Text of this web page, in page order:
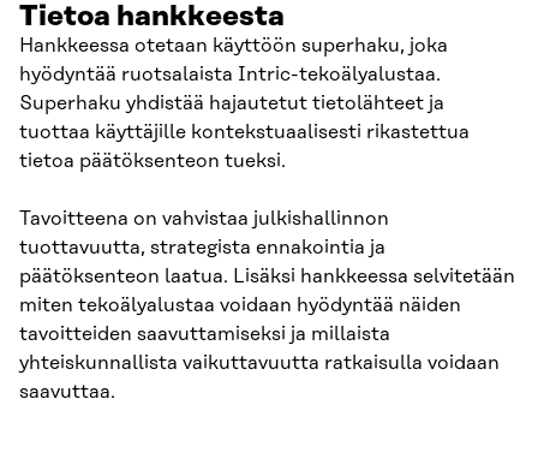
Tietoa hankkeesta
Hankkeessa otetaan käyttöön superhaku, joka
hyödyntää ruotsalaista Intric-tekoälyalustaa.
Superhaku yhdistää hajautetut tietolähteet ja
tuottaa käyttäjille kontekstuaalisesti rikastettua
tietoa päätöksenteon tueksi.
Tavoitteena on vahvistaa julkishallinnon
tuottavuutta, strategista ennakointia ja
päätöksenteon laatua. Lisäksi hankkeessa selvitetään
miten tekoälyalustaa voidaan hyödyntää näiden
tavoitteiden saavuttamiseksi ja millaista
yhteiskunnallista vaikuttavuutta ratkaisulla voidaan
saavuttaa.